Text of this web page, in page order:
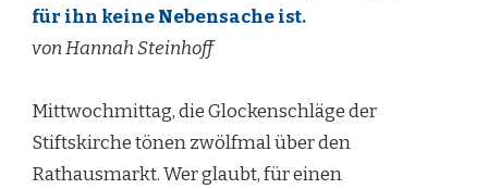
für ihn keine Nebensache ist.
von Hannah Steinhoff
Mittwochmittag, die Glockenschläge der
Stiftskirche tönen zwölfmal über den
Rathausmarkt. Wer glaubt, für einen